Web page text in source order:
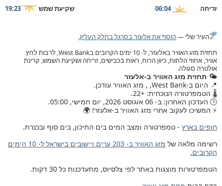
זריחה
06:04 שקיעת שמש 19:23
העיר שלי —הוסף את אלעזר בסרגל בחלק העליון.
תחזית מזג האוויר באלעזר, ל- 10 ימים הקרובים בWest Bank, לרבות לחץ
אוויר, אחוזי הלחות, כיוון הרוח, ראות בכבישים, זריחה ושקיעת השמש, קרינת
אולטרה סגולה.
🌤️ תחזית מזג האוויר ב-אלעזר
📍 היום ב-West Bank, , מזג האוויר עודכן.
🌡️ הטמפרטורה הנוכחית: +22.
🕒 העדכון האחרון: ב- 06 אוגוסט 2026, יום חמישי, 05:00.
⚡ המשיכו לעקוב אחרי מזג האוויר ב-אלעזר! 🌍
חופים בארץ - טמפרטורה ומצב המים בים התיכון, בים סוף ובכנרת.
רשימה מלאה של
מזג האוויר ב- 203 ערים ויישובים בישראל ל- 10 הימים
הקרובים.
הטמפרטורות מוצגות באתר לפי צלסיוס, מתעדכנות כל 30 דקות.